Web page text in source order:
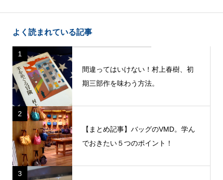
よく読まれている記事
1
間違ってはいけない！村上春樹、初
期三部作を味わう方法。
2
【まとめ記事】バッグのVMD。学ん
でおきたい５つのポイント！
3